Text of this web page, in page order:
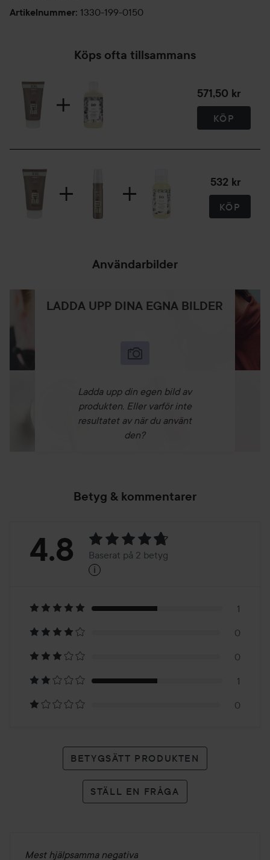
Artikelnummer: 1330-199-0150
Köps ofta tillsammans
571,50 kr
KÖP
532 kr
KÖP
Användarbilder
LADDA UPP DINA EGNA BILDER
Ladda upp din egen bild av
produkten. Eller varför inte
resultatet av när du använt
den?
Betyg & kommentarer
Betyg:
Baserat
på
2
betyg
4.8 Baserat på 2 betyg
i
1
0
0
1
0
BETYGSÄTT PRODUKTEN
STÄLL EN FRÅGA
Mest hjälpsamma negativa